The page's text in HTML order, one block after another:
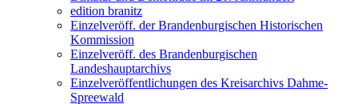
edition branitz
Einzelveröff. der Brandenburgischen Historischen
Kommission
Einzelveröff. des Brandenburgischen
Landeshauptarchivs
Einzelveröffentlichungen des Kreisarchivs Dahme-
Spreewald